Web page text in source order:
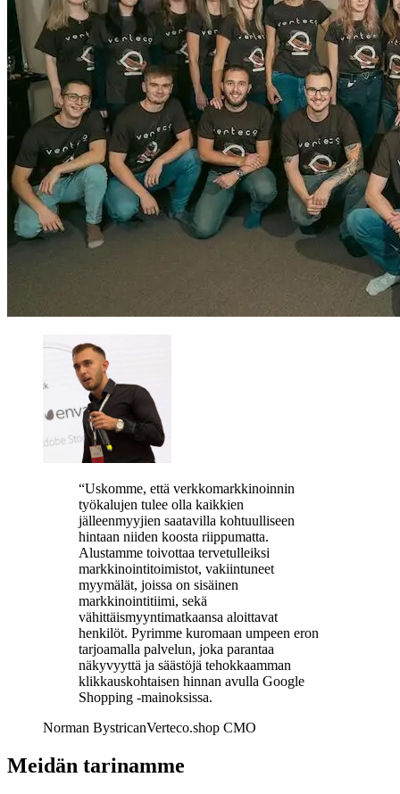
“Uskomme, että verkkomarkkinoinnin
työkalujen tulee olla kaikkien
jälleenmyyjien saatavilla kohtuulliseen
hintaan niiden koosta riippumatta.
Alustamme toivottaa tervetulleiksi
markkinointitoimistot, vakiintuneet
myymälät, joissa on sisäinen
markkinointitiimi, sekä
vähittäismyyntimatkaansa aloittavat
henkilöt. Pyrimme kuromaan umpeen eron
tarjoamalla palvelun, joka parantaa
näkyvyyttä ja säästöjä tehokkaamman
klikkauskohtaisen hinnan avulla Google
Shopping -mainoksissa.
Norman BystricanVerteco.shop CMO
Meidän tarinamme